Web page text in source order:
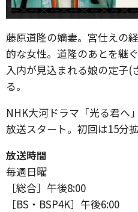
藤原道隆の嫡妻。宮仕えの
的な女性。道隆のあとを継
入内が見込まれる娘の定子(
る。
NHK大河ドラマ「光る君へ
放送スタート。初回は15分拡
放送時間
毎週日曜
［総合］午後8:00
［BS・BSP4K］午後6:00